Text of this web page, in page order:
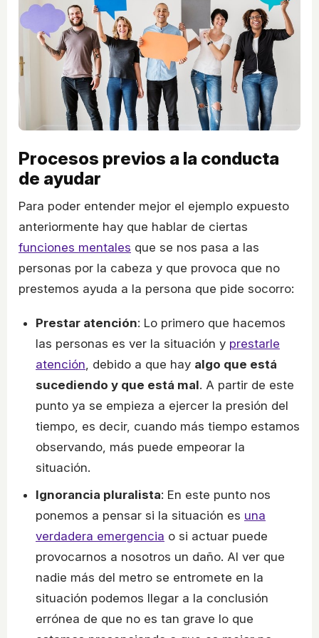
Procesos previos a la conducta
de ayudar
Para poder entender mejor el ejemplo expuesto
anteriormente hay que hablar de ciertas
funciones mentales que se nos pasa a las
personas por la cabeza y que provoca que no
prestemos ayuda a la persona que pide socorro:
Prestar atención: Lo primero que hacemos
las personas es ver la situación y prestarle
atención, debido a que hay algo que está
sucediendo y que está mal. A partir de este
punto ya se empieza a ejercer la presión del
tiempo, es decir, cuando más tiempo estamos
observando, más puede empeorar la
situación.
Ignorancia pluralista: En este punto nos
ponemos a pensar si la situación es una
verdadera emergencia o si actuar puede
provocarnos a nosotros un daño. Al ver que
nadie más del metro se entromete en la
situación podemos llegar a la conclusión
errónea de que no es tan grave lo que